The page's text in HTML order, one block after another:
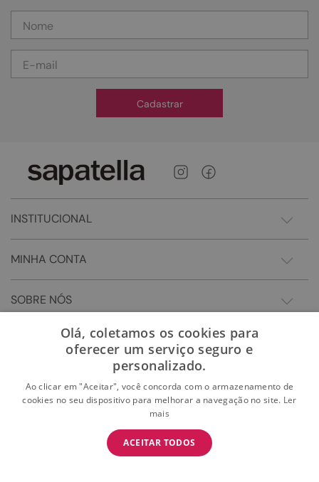
BAIXE O APP
E garanta 15% OFF na primeira compra
Cadastrar
INSTITUCIONAL
MINHA CONTA
SOBRE NÓS
Olá, coletamos os cookies para
oferecer um serviço seguro e
personalizado.
Ao clicar em "Aceitar", você concorda com o armazenamento de
cookies no seu dispositivo para melhorar a navegação no site. Ler
mais
ACEITAR TODOS